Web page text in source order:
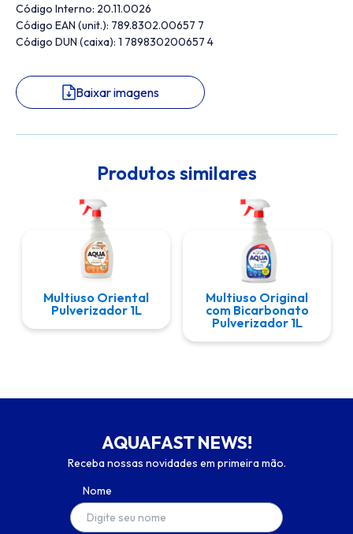
Código Interno: 20.11.0026
Código EAN (unit.): 789.8302.00657 7
Código DUN (caixa): 1 789830200657 4
Baixar imagens
Produtos similares
Multiuso Oriental
Pulverizador 1L
Multiuso Original
com Bicarbonato
Pulverizador 1L
AQUAFAST NEWS!
Receba nossas novidades em primeira mão.
Nome